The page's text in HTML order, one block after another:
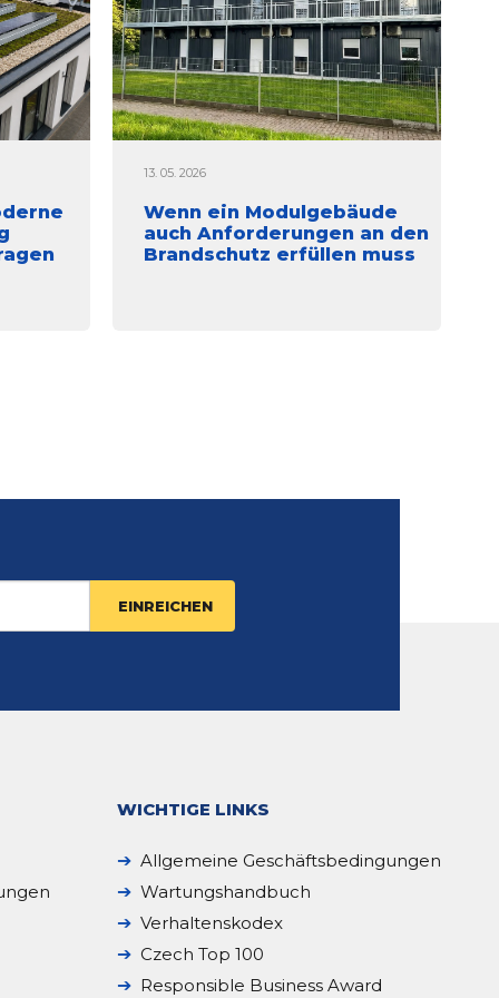
13. 05. 2026
Wenn ein Modulgebäude
auch Anforderungen an den
Brandschutz erfüllen muss
WICHTIGE LINKS
Allgemeine Geschäftsbedingungen
Wartungshandbuch
Verhaltenskodex
Czech Top 100
Responsible Business Award